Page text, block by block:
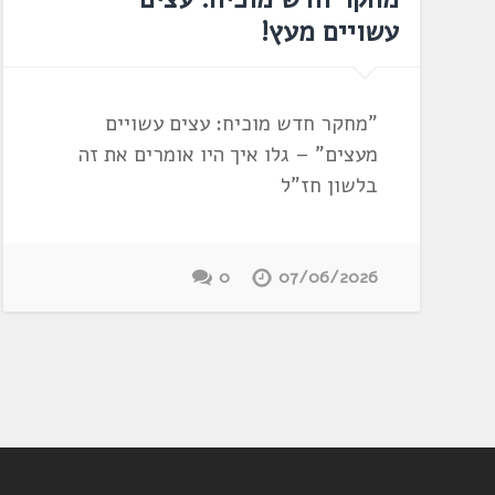
עשויים מעץ!
"מחקר חדש מוכיח: עצים עשויים
מעצים" – גלו איך היו אומרים את זה
בלשון חז"ל
07/06/2026
0